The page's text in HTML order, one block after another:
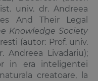
univ. dr. Andreea
And Their Legal
Knowledge Society
(autor: Prof. univ.
Andreea Livadariu);
in era inteligentei
creatoare, la